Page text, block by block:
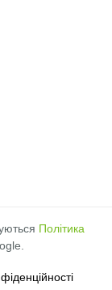
Політика